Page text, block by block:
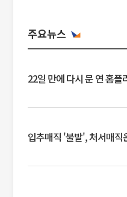
주요뉴스
22일 만에 다시 문 연 홈
입추매직 '불발', 처서매직